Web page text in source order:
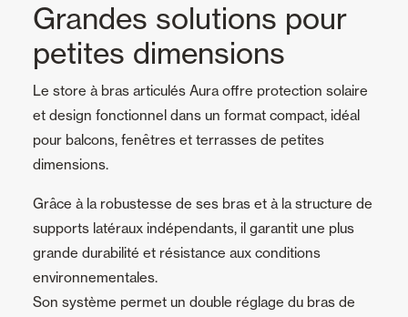
Grandes solutions pour
petites dimensions
Le store à bras articulés Aura offre protection solaire
et design fonctionnel dans un format compact, idéal
pour balcons, fenêtres et terrasses de petites
dimensions.
Grâce à la robustesse de ses bras et à la structure de
supports latéraux indépendants, il garantit une plus
grande durabilité et résistance aux conditions
environnementales.
Son système permet un double réglage du bras de